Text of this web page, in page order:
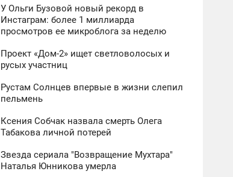
У Ольги Бузовой новый рекорд в
Инстаграм: более 1 миллиарда
просмотров ее микроблога за неделю
Проект «Дом-2» ищет светловолосых и
русых участниц
Рустам Солнцев впервые в жизни слепил
пельмень
Ксения Собчак назвала смерть Олега
Табакова личной потерей
Звезда сериала "Возвращение Мухтара"
Наталья Юнникова умерла